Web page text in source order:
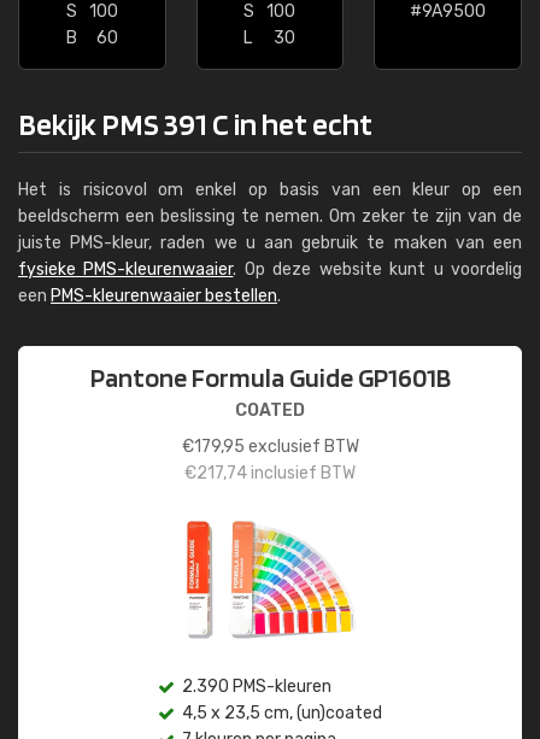
S
100
B
60
S
100
L
30
#9A9500
Bekijk PMS 391 C in het echt
Het is risicovol om enkel op basis van een kleur op een
beeldscherm een beslissing te nemen. Om zeker te zijn van de
juiste PMS-kleur, raden we u aan gebruik te maken van een
fysieke PMS-kleurenwaaier. Op deze website kunt u voordelig
een PMS-kleurenwaaier bestellen.
Pantone Formula Guide GP1601B
COATED
€179,95 exclusief BTW
€217,74inclusief BTW
2.390 PMS-kleuren
4,5 x 23,5 cm, (un)coated